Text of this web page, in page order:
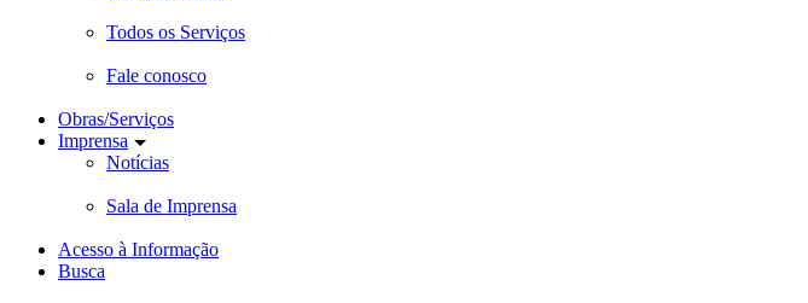
Todos os Serviços
Fale conosco
Obras/Serviços
Imprensa
Notícias
Sala de Imprensa
Acesso à Informação
Busca